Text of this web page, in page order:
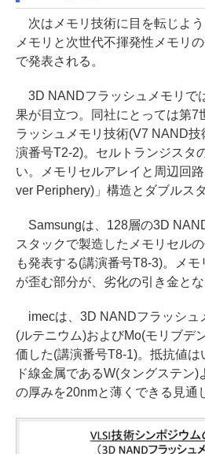
次はメモリ技術に目を転じよ
メモリと次世代不揮発性メモリ
で発表される。
3D NANDフラッシュメモリで
果が目立つ。同社にとっては第7
ラッシュメモリ技術(V7 NAND
演番号T2-2)。セルトランジスタ
い。メモリセルアレイと周辺回
ver Periphery)」構造とダブルス
Samsungは、128層の3D
スタックで製造したメモリセル
も発表する(講演番号T8-3)。メ
が歪む部分が、劣化の引き金とな
imecは、3D NANDフラッシュ
(ルテニウム)およびMo(モリブデ
価した(講演番号T8-1)。抵抗値
ド線金属であるW(タングステン
の厚みを20nmと薄くできる見通